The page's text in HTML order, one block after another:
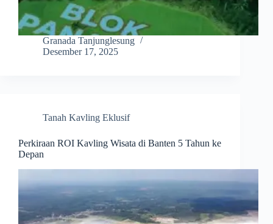
Granada Tanjunglesung
Desember 17, 2025
Tanah Kavling Eklusif
Perkiraan ROI Kavling Wisata di Banten 5 Tahun ke
Depan